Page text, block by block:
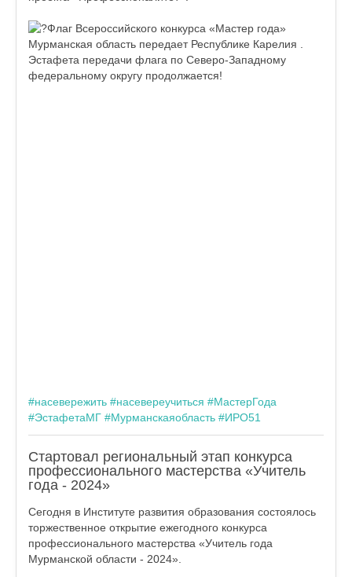
Флаг Всероссийского конкурса «Мастер года»
Мурманская область передает Республике Карелия .
Эстафета передачи флага по Северо-Западному
федеральному округу продолжается!
#насевережить #насевереучиться #МастерГода
#ЭстафетаМГ #Мурманскаяобласть #ИРО51
Стартовал региональный этап конкурса
профессионального мастерства «Учитель
года - 2024»
Сегодня в Институте развития образования состоялось
торжественное открытие ежегодного конкурса
профессионального мастерства «Учитель года
Мурманской области - 2024».